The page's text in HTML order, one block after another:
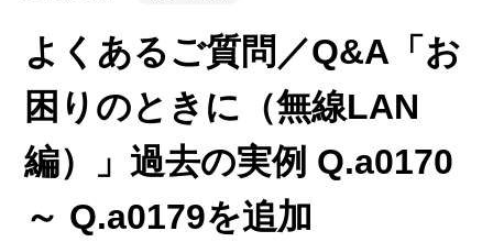
よくあるご質問／Q&A「お
困りのときに（無線LAN
編）」過去の実例 Q.a0170
～ Q.a0179を追加